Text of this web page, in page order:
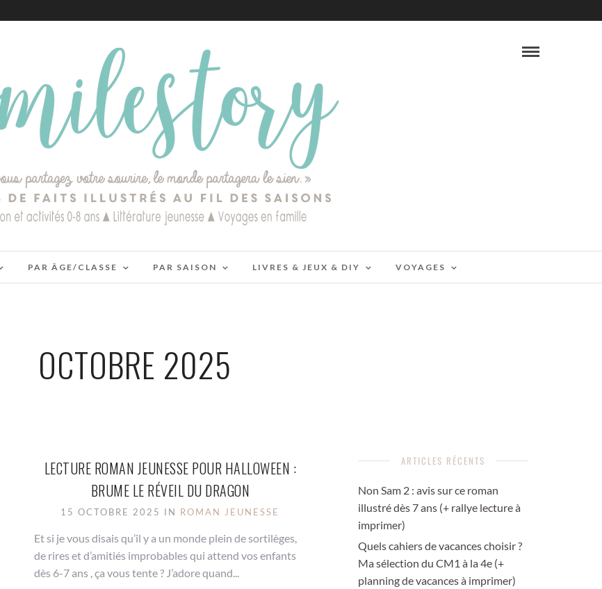
PAR ÂGE/CLASSE PAR SAISON LIVRES & JEUX & DIY VOYAGES
OCTOBRE 2025
LECTURE ROMAN JEUNESSE POUR HALLOWEEN :
BRUME LE RÉVEIL DU DRAGON
15 OCTOBRE 2025 IN ROMAN JEUNESSE
Et si je vous disais qu’il y a un monde plein de sortilèges,
de rires et d’amitiés improbables qui attend vos enfants
dès 6-7 ans , ça vous tente ? J’adore quand...
ARTICLES RÉCENTS
Non Sam 2 : avis sur ce roman
illustré dès 7 ans (+ rallye lecture à
imprimer)
Quels cahiers de vacances choisir ?
Ma sélection du CM1 à la 4e (+
planning de vacances à imprimer)